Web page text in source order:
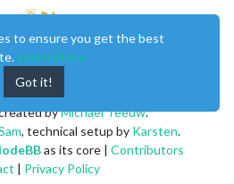
byMichael Teeuw.
, technical setup by Karsten.
as its core | Contributors
| Privacy Policy
to ensure you get the best
Learn More
Got it!